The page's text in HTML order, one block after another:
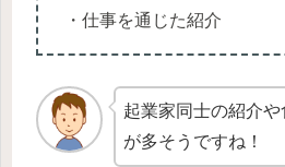
・仕事を通じた紹介
起業家同士の紹介
が多そうですね！